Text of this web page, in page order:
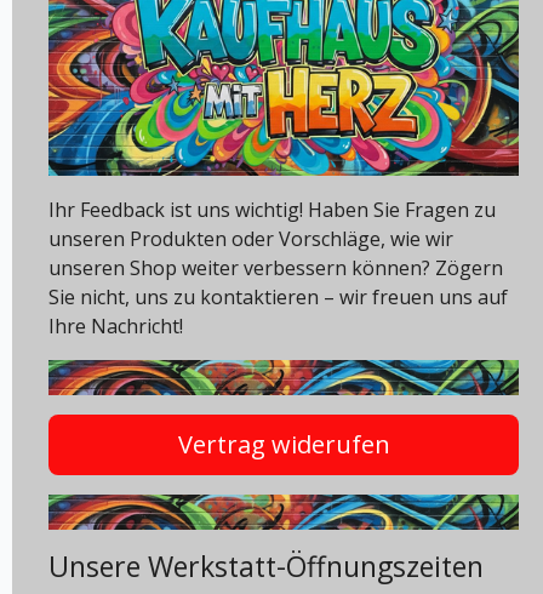
Ihr Feedback ist uns wichtig! Haben Sie Fragen zu
unseren Produkten oder Vorschläge, wie wir
unseren Shop weiter verbessern können? Zögern
Sie nicht, uns zu kontaktieren – wir freuen uns auf
Ihre Nachricht!
Vertrag widerufen
Unsere Werkstatt-Öffnungszeiten